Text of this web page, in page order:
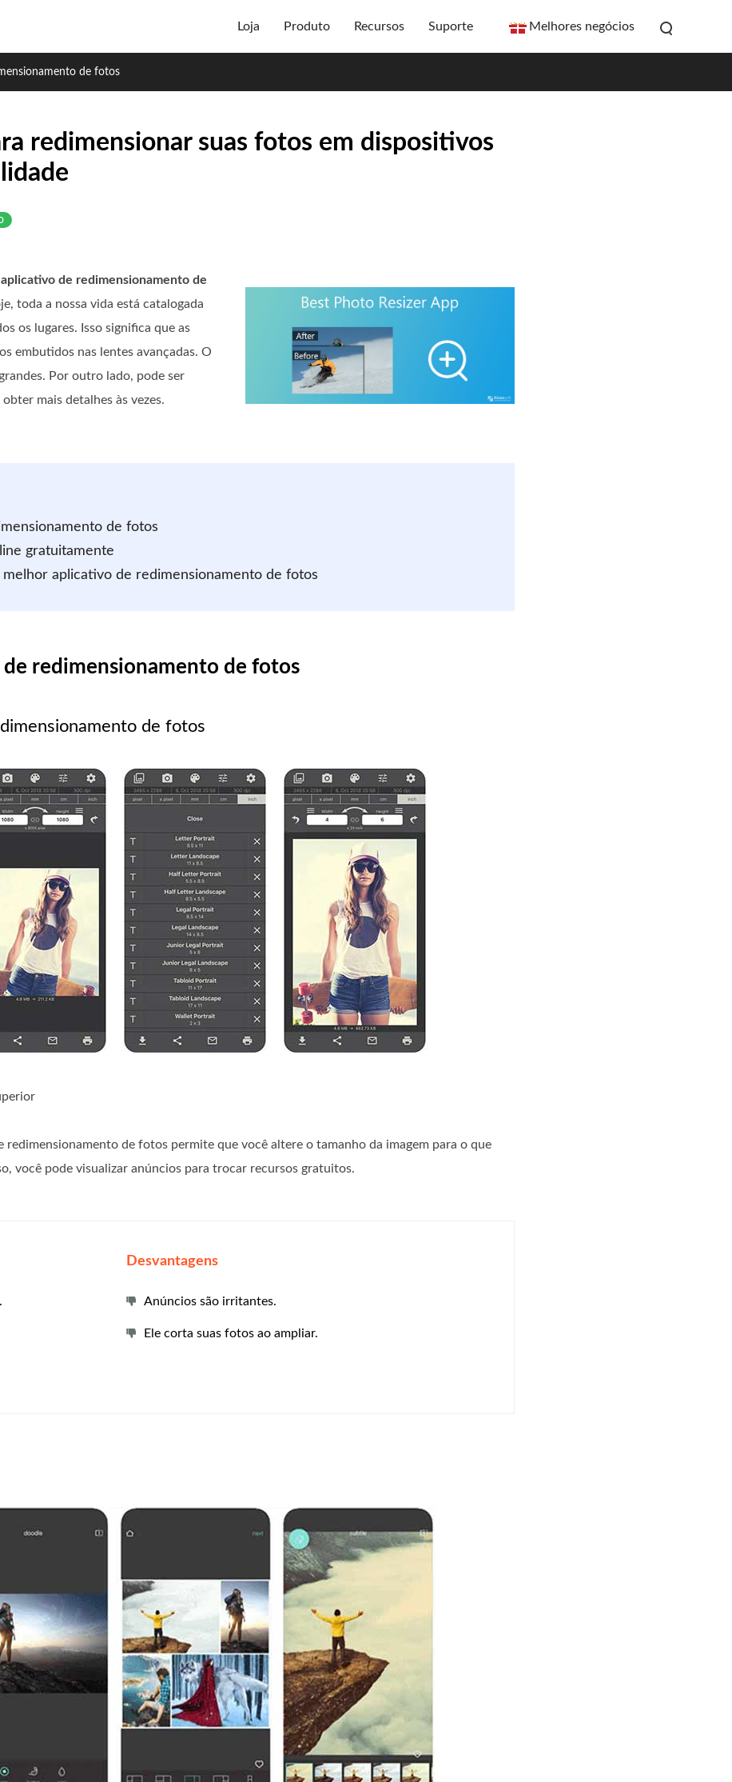
Loja Produto Recursos Suporte Melhores negócios
de fotos
redimensionar suas fotos em dispositivos
de redimensionamento de
toda a nossa vida está catalogada
os lugares. Isso significa que as
embutidos nas lentes avançadas. O
Por outro lado, pode ser
mais detalhes às vezes.
de fotos
gratuitamente
aplicativo de redimensionamento de fotos
redimensionamento de fotos
de fotos
de fotos permite que você altere o tamanho da imagem para o que
você pode visualizar anúncios para trocar recursos gratuitos.
Desvantagens
Anúncios são irritantes.
Ele corta suas fotos ao ampliar.